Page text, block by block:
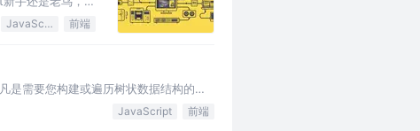
序。因为JavaScript 前端
是需要您构建或遍历树状数据结构的问
两个案例，让你们了解递归函数是如何
JavaScript 前端